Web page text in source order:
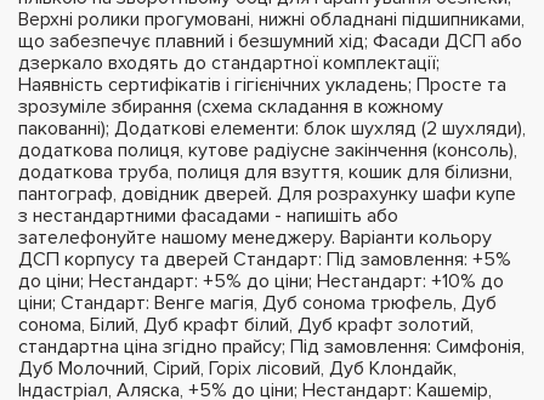
Верхні ролики прогумовані, нижні обладнані підшипниками,
що забезпечує плавний і безшумний хід; Фасади ДСП або
дзеркало входять до стандартної комплектації;
Наявність сертифікатів і гігієнічних укладень; Просте та
зрозуміле збирання (схема складання в кожному
пакованні); Додаткові елементи: блок шухляд (2 шухляди),
додаткова полиця, кутове радіусне закінчення (консоль),
додаткова труба, полиця для взуття, кошик для білизни,
пантограф, довідник дверей. Для розрахунку шафи купе
з нестандартними фасадами - напишіть або
зателефонуйте нашому менеджеру. Варіанти кольору
ДСП корпусу та дверей Стандарт: Під замовлення: +5%
до ціни; Нестандарт: +5% до ціни; Нестандарт: +10% до
ціни; Стандарт: Венге магія, Дуб сонома трюфель, Дуб
сонома, Білий, Дуб крафт білий, Дуб крафт золотий,
стандартна ціна згідно прайсу; Під замовлення: Симфонія,
Дуб Молочний, Сірий, Горіх лісовий, Дуб Клондайк,
Індастріал, Аляска, +5% до ціни; Нестандарт: Кашемір,